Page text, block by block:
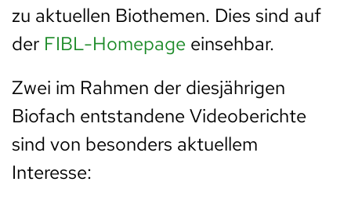
zu aktuellen Biothemen. Dies sind auf
der FIBL-Homepage einsehbar.
Zwei im Rahmen der diesjährigen
Biofach entstandene Videoberichte
sind von besonders aktuellem
Interesse: